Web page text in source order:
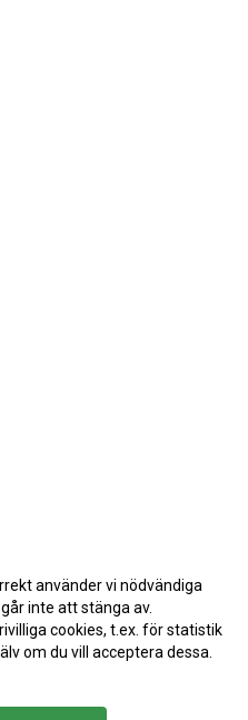
använder vi nödvändiga
inte att stänga av.
cookies, t.ex. för statistik
om du vill acceptera dessa.